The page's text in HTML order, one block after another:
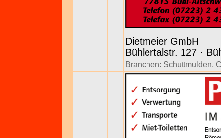
Dietmeier GmbH
Bühlertalstr. 127 ·
Branchen: Schuttmulden,